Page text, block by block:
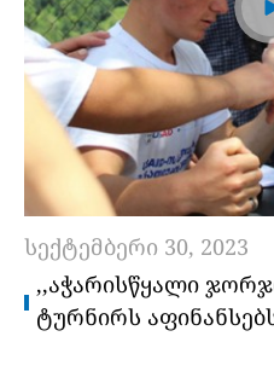
სექტემბერი 30, 2023
,,ᲐᲭᲐᲠᲘᲡᲬᲧᲐᲚᲘ
ᲢᲣᲠᲜᲘᲠᲡ